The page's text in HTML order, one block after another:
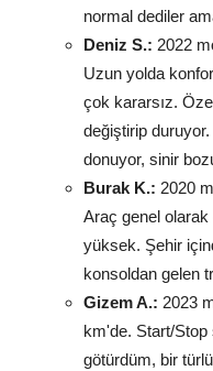
normal dediler
Deniz S.: 2022
Uzun yolda
çok kararsız.
değiştirip
donuyor, sinir
Burak K.: 2020
Araç genel
yüksek. Şehir
konsoldan gelen
Gizem A.: 2023
km'de. Start/
götürdüm, bir